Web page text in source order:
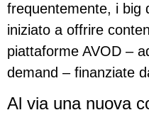
frequentemente, i big
iniziato a offrire
piattaforme AVOD –
demand – finanziate
Al via una nuova